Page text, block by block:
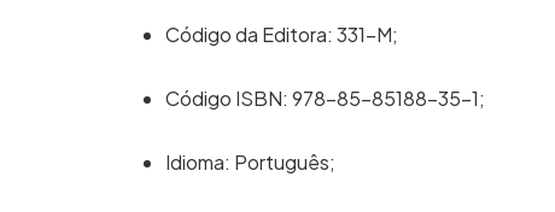
Código da Editora: 331-M;
Código ISBN: 978-85-85188-35-1;
Idioma: Português;